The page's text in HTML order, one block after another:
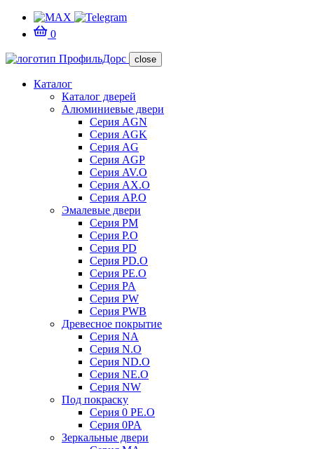
0
close
Каталог
Каталог дверей
Алюминиевые двери
Серия AGN
Серия AGK
Серия AG
Серия AGP
Серия AV.O
Серия AX.O
Серия AP.O
Эмалевые двери
Серия PM
Серия P.O
Серия PD
Серия PD.O
Серия PE.O
Серия PA
Серия PW
Серия PWB
Древесное покрытие
Серия NA
Серия N.O
Серия ND.O
Серия NE.O
Серия NW
Под покраску
Серия 0 PE.O
Серия 0PA
Зеркальные двери